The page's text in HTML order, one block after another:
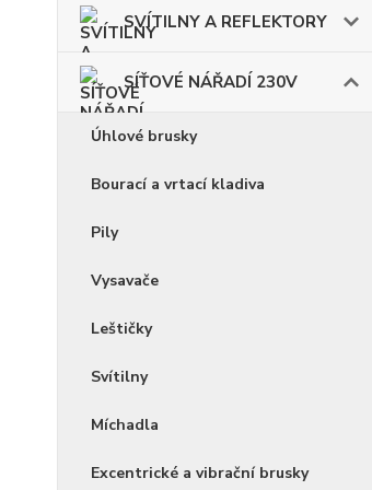
SVÍTILNY A REFLEKTORY
SÍŤOVÉ NÁŘADÍ 230V
Úhlové brusky
Bourací a vrtací kladiva
Pily
Vysavače
Leštičky
Svítilny
Míchadla
Excentrické a vibrační brusky